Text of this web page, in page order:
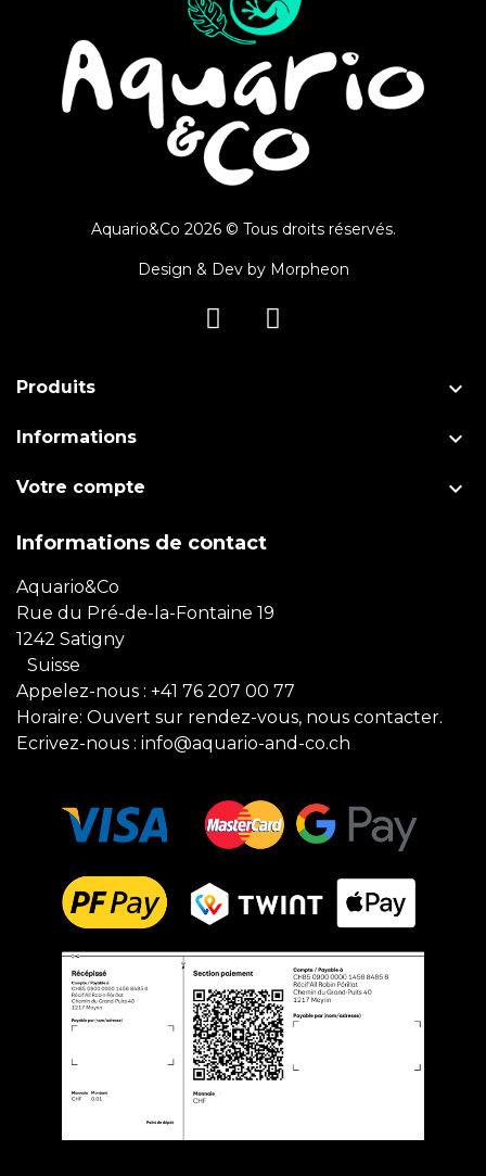
Aquario&Co 2026 © Tous droits réservés.
Design & Dev by Morpheon
Produits 
Informations 
Votre compte 
Informations de contact
Aquario&Co
Rue du Pré-de-la-Fontaine 19
1242 Satigny
Suisse
Appelez-nous : +41 76 207 00 77
Horaire: Ouvert sur rendez-vous, nous contacter.
Ecrivez-nous : info@aquario-and-co.ch